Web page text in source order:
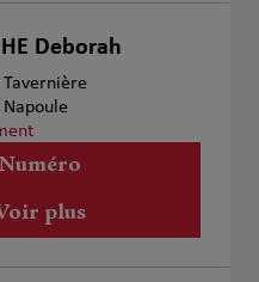
Deborah
Numéro
plus